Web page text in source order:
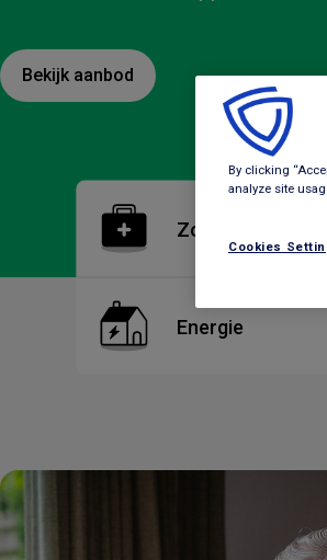
Bekijk aanbod
Energie
By clicking
analyze site
Cookies